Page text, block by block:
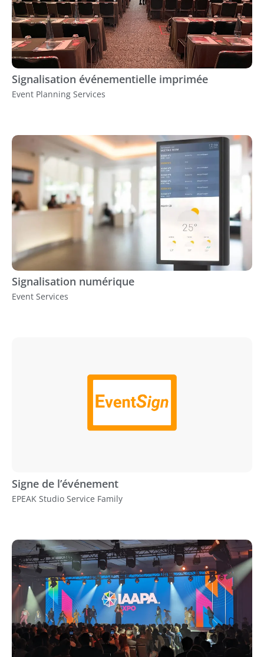
Signalisation événementielle imprimée
Event Planning Services
Signalisation numérique
Event Services
Signe de l’événement
EPEAK Studio Service Family